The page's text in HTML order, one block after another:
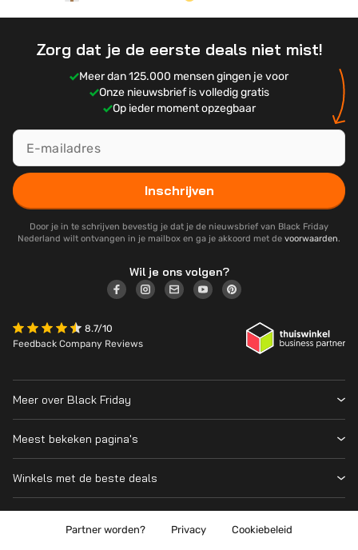
Zorg dat je de eerste deals niet mist!
Meer dan 125.000 mensen gingen je voor
Onze nieuwsbrief is volledig gratis
Op ieder moment opzegbaar
Inschrijven
Door je in te schrijven bevestig je dat je de nieuwsbrief van Black Friday
Nederland wilt ontvangen in je mailbox en ga je akkoord met de voorwaarden.
Wil je ons volgen?
8.7/10
Feedback Company Reviews
Meer over Black Friday
Wanneer is Black Friday?
Cyber Monday 2026
Over ons
Meest bekeken pagina's
Prijsvergelijker
Winkels met de beste deals
Partner worden? Privacy Cookiebeleid